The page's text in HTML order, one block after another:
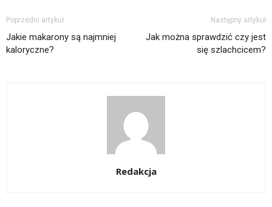
Poprzedni artykuł
Jakie makarony są najmniej
kaloryczne?
Następny artykuł
Jak można sprawdzić czy jest
się szlachcicem?
Redakcja